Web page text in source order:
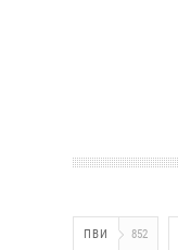
ПВИ 852